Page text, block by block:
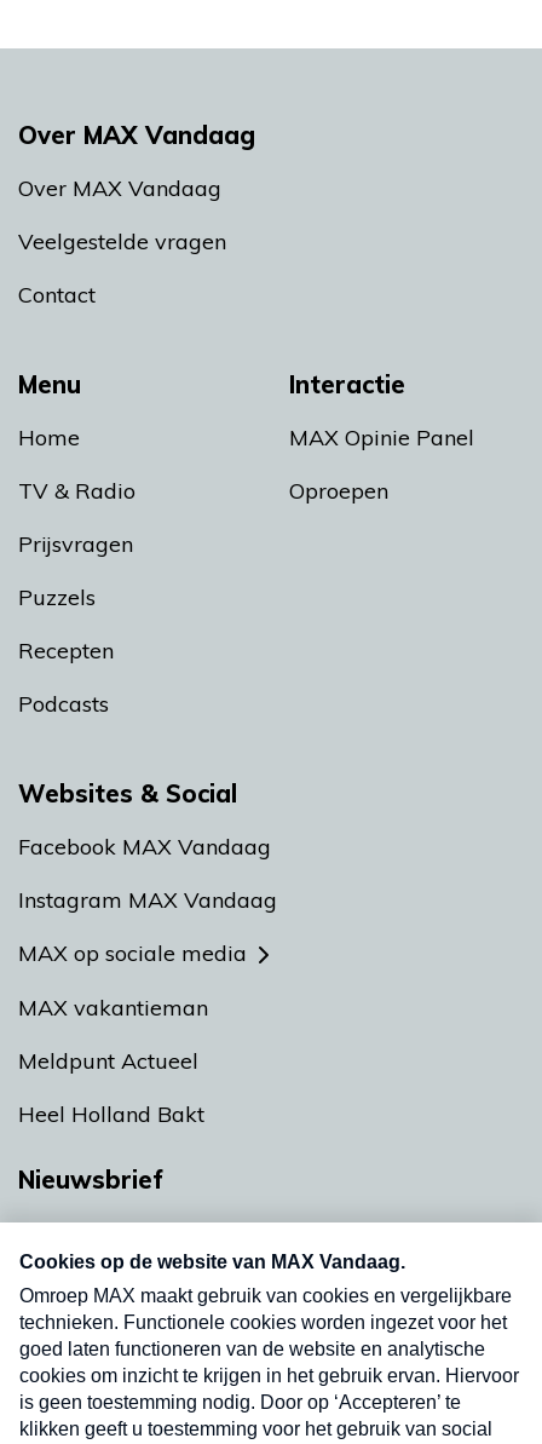
Menu
Home
TV & Radio
Prijsvragen
Puzzels
Recepten
Podcasts
Interactie
MAX Opinie Panel
Oproepen
Over MAX Vandaag
Over MAX Vandaag
Veelgestelde vragen
Contact
Websites & Social
Facebook MAX Vandaag
Instagram MAX Vandaag
MAX op sociale media
MAX vakantieman
Meldpunt Actueel
Heel Holland Bakt
Nieuwsbrief
nieuwsbrief. Elke vrijdag- en dinsdagochtend in
uw mailbox.
Verzend